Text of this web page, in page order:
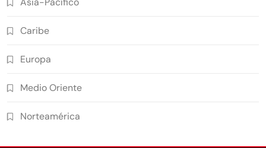
Caribe
Europa
Medio Oriente
Norteamérica